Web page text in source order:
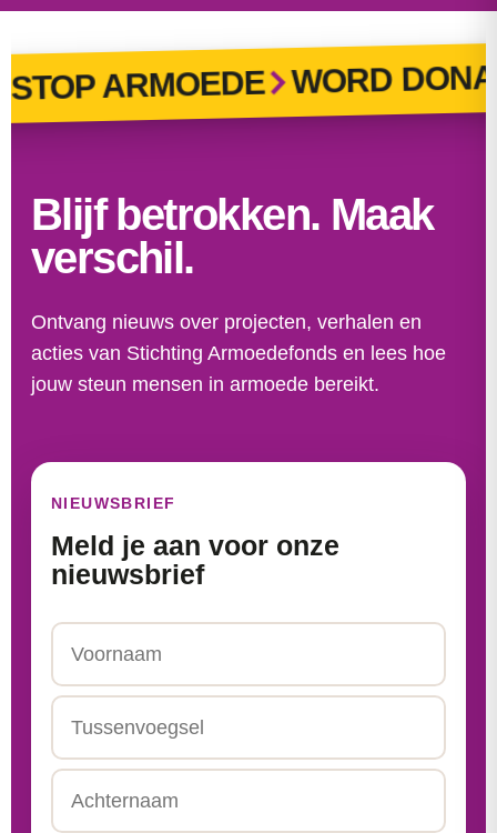
ARMOEDE WORD
Blijf betrokken. Maak
verschil.
Ontvang nieuws over projecten, verhalen en
acties van Stichting Armoedefonds en lees hoe
jouw steun mensen in armoede bereikt.
NIEUWSBRIEF
Meld je aan voor onze
nieuwsbrief
Voornaam
Tussenvoegsel